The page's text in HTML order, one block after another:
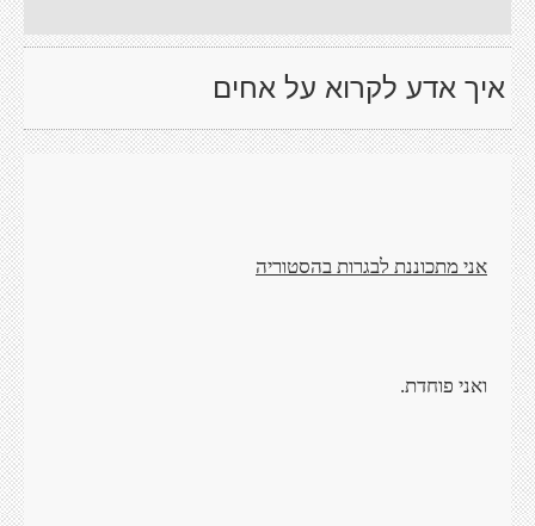
איך אדע לקרוא על אחים
אני מתכוננת לבגרות בהסטוריה
ואני פוחדת.